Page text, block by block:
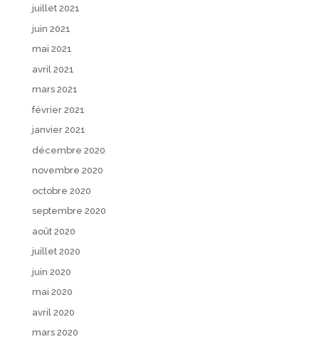
juillet 2021
juin 2021
mai 2021
avril 2021
mars 2021
février 2021
janvier 2021
décembre 2020
novembre 2020
octobre 2020
septembre 2020
août 2020
juillet 2020
juin 2020
mai 2020
avril 2020
mars 2020